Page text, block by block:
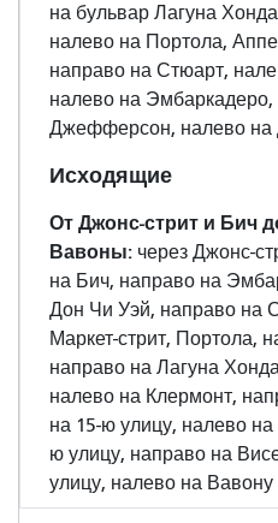
на бульвар Лагуна
налево на Портола,
направо на Стюарт,
налево на Эмбаркадеро,
Джефферсон, налево на
Исходящие
От Джонс-стрит и Бич
Вавоны: через Джонс-
на Бич, направо на
Дон Чи Уэй, направо на
Маркет-стрит, Портола,
направо на Лагуна
налево на Клермонт,
на 15-ю улицу, налево
ю улицу, направо на
улицу, налево на